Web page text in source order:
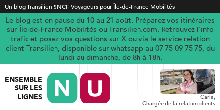
Un blog Transilien SNCF Voyageurs pour Île-de-France Mobilités
Le blog est en pause du 10 au 21 août. Préparez vos itinéraires
sur Île-de-France Mobilités ou Transilien.com. Retrouvez l'info
trafic et posez vos questions sur X ou via le service relation
client Transilien, disponible sur whatsapp au 07 75 09 75 75, du
lundi au dimanche, de 8h à 18h.
ENSEMBLE
SUR LES
LIGNES
Carla,
Chargée de la relation clients